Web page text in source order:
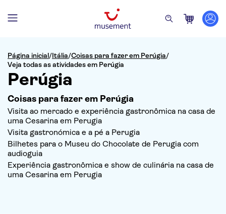
Página inicial/Itália/Coisas para fazer em Perúgia/
Veja todas as atividades em Perúgia
Perúgia
Coisas para fazer em Perúgia
Visita ao mercado e experiência gastronômica na casa de
uma Cesarina em Perugia
Visita gastronómica e a pé a Perugia
Bilhetes para o Museu do Chocolate de Perugia com
audioguia
Experiência gastronômica e show de culinária na casa de
uma Cesarina em Perugia